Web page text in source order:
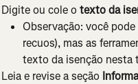
Digite ou cole o texto da
Observação: você
recuos), mas as
texto da isenção nesta
Leia e revise a seção